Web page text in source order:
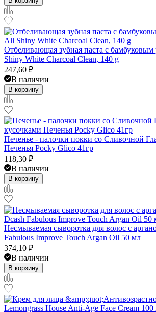
Отбеливающая зубная паста с
Shiny White Charcoal Clean, 140 g
247,60 ₽
В наличии
В корзину
Печенье - палочки покки со Сливочной
Печенья Pocky Glico 41гр
118,30 ₽
В наличии
В корзину
Несмываемая сыворотка для волос с
Fabulous Improve Touch Argan Oil 50 мл
374,10 ₽
В наличии
В корзину